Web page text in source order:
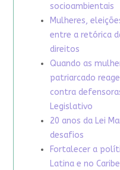
socioambientais
Mulheres,
entre a retórica
direitos
Quando as
patriarcado
contra
Legislativo
20 anos da Lei
desafios
Fortalecer a
Latina e no Caribe